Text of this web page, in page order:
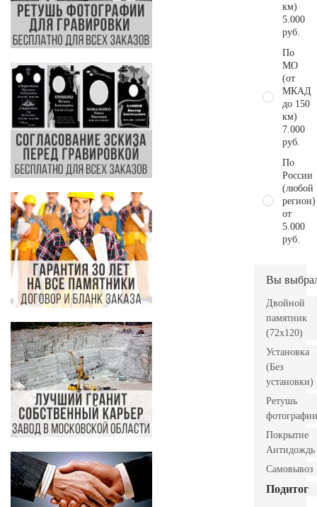
км)
5.000
руб.
По
МО
(от
МКАД
до 150
км)
7.000
руб.
По
России
(любой
регион)
от
5.000
руб.
Вы
Двойной
памятник
(72х120)
Установка
(Без
установки)
Ретушь
фотографии
Покрытие
Антидождь
Самовывоз
Подитог